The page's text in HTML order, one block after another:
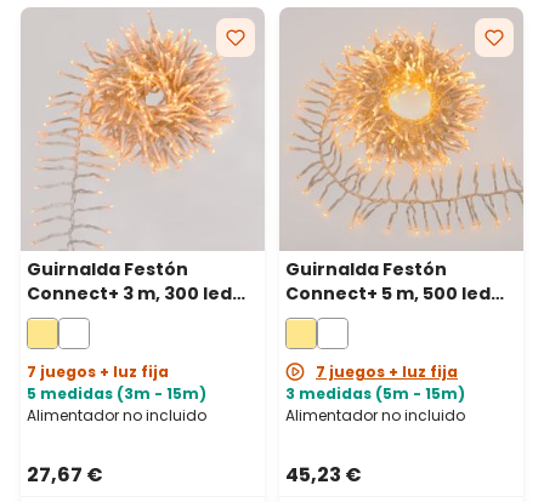
Guirnalda Festón
Connect+ 3 m, 300 led
blanco cálido, cable
transparente,
prolongable
7 juegos + luz fija
5 medidas (3m - 15m)
Alimentador no incluido
27,67 €
Guirnalda Festón
Connect+ 5 m, 500 led
blanco cálido, cable
transparente,
prolongable
7 juegos + luz fija
3 medidas (5m - 15m)
Alimentador no incluido
45,23 €